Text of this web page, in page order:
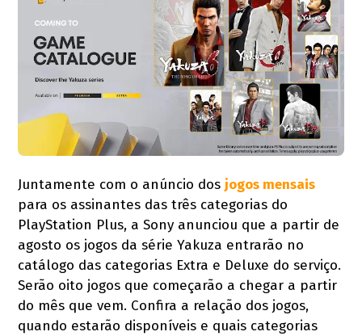
Juntamente com o anúncio dos jogos mensais
para os assinantes das três categorias do
PlayStation Plus, a Sony anunciou que a partir de
agosto os jogos da série Yakuza entrarão no
catálogo das categorias Extra e Deluxe do serviço.
Serão oito jogos que começarão a chegar a partir
do mês que vem. Confira a relação dos jogos,
quando estarão disponíveis e quais categorias